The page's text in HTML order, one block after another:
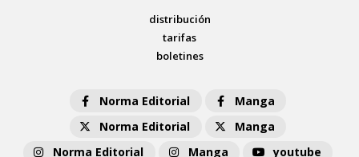
distribución
tarifas
boletines
Norma Editorial
Manga
Norma Editorial
Manga
Norma Editorial
Manga youtube